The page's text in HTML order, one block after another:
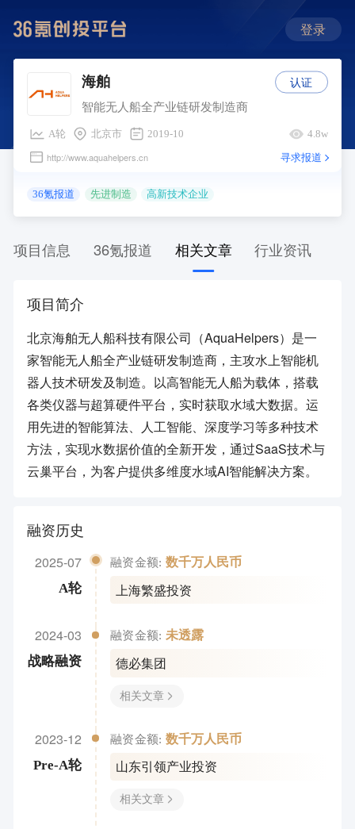
登录
海舶
智能无人船全产业链研发制造商
A轮 北京市 2019-10 4.8w
http://www.aquahelpers.cn 寻求报道
36氪报道 先进制造 高新技术企业
认证
项目信息 36氪报道 相关文章 行业资讯
项目简介
北京海舶无人船科技有限公司（AquaHelpers）是一
家智能无人船全产业链研发制造商，主攻水上智能机
器人技术研发及制造。以高智能无人船为载体，搭载
各类仪器与超算硬件平台，实时获取水域大数据。运
用先进的智能算法、人工智能、深度学习等多种技术
方法，实现水数据价值的全新开发，通过SaaS技术与
云巢平台，为客户提供多维度水域AI智能解决方案。
融资历史
2025-07
A轮
融资金额: 数千万人民币
上海繁盛投资
2024-03
战略融资
融资金额: 未透露
德必集团
相关文章
2023-12
Pre-A轮
融资金额: 数千万人民币
山东引领产业投资
相关文章